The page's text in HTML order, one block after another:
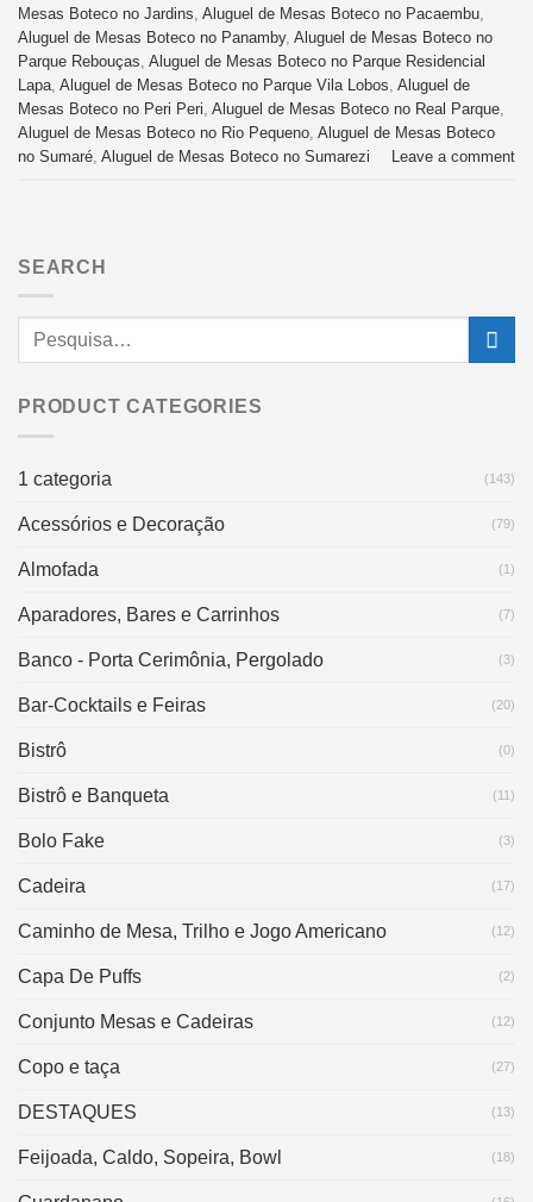
Mesas Boteco no Jardins Aluguel de Mesas Boteco no Pacaembu
Aluguel de Mesas Boteco no Panamby, Aluguel de Mesas Boteco no
Parque Rebouças Aluguel de Mesas Boteco no Parque Residencial
Lapa Aluguel de Mesas Boteco no Parque Vila Lobos Aluguel de
Mesas Boteco no Peri Peri Aluguel de Mesas Boteco no Real Parque
Aluguel de Mesas Boteco no Rio Pequeno Aluguel de Mesas Boteco
no Sumaré Aluguel de Mesas Boteco no Sumarezi Leave a comment
SEARCH
PRODUCT CATEGORIES
1 categoria (143)
Acessórios e Decoração (79)
Almofada (1)
Aparadores, Bares e Carrinhos (7)
Banco - Porta Cerimônia, Pergolado (3)
Bar-Cocktails e Feiras (20)
Bistrô (0)
Bistrô e Banqueta (11)
Bolo Fake (3)
Cadeira (17)
Caminho de Mesa, Trilho e Jogo Americano (12)
Capa De Puffs (2)
Conjunto Mesas e Cadeiras (12)
Copo e taça (27)
DESTAQUES (13)
Feijoada, Caldo, Sopeira, Bowl (18)